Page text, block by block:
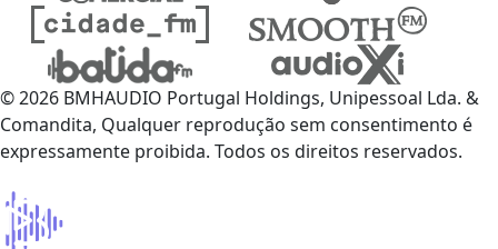
© 2026 BMHAUDIO Portugal Holdings, Unipessoal Lda. &
Comandita, Qualquer reprodução sem consentimento é
expressamente proibida. Todos os direitos reservados.